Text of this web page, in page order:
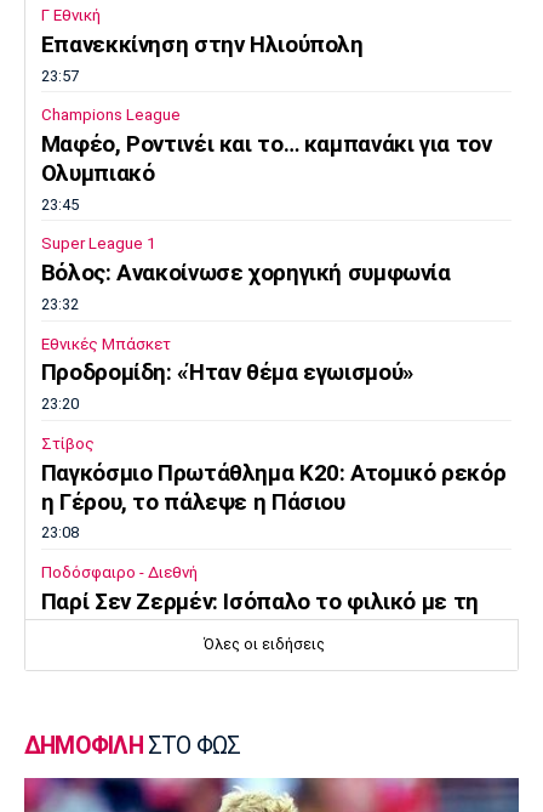
Γ Εθνική
Επανεκκίνηση στην Ηλιούπολη
23:57
Champions League
Μαφέο, Ροντινέι και το… καμπανάκι για τον
Ολυμπιακό
23:45
Super League 1
Βόλος: Ανακοίνωσε χορηγική συμφωνία
23:32
Εθνικές Μπάσκετ
Προδρομίδη: «Ήταν θέμα εγωισμού»
23:20
Στίβος
Παγκόσμιο Πρωτάθλημα Κ20: Ατομικό ρεκόρ
η Γέρου, το πάλεψε η Πάσιου
23:08
Ποδόσφαιρο - Διεθνή
Παρί Σεν Ζερμέν: Ισόπαλο το φιλικό με τη
Μάντσεστερ Γιουνάιτεντ
Σκωτία: «Δύο στα δύο» η Σεντ Μίρεν, πρώτη
νίκη για Νταντί
22:40
Όλες οι ειδήσεις
ΔΗΜΟΦΙΛΗ ΣΤΟ ΦΩΣ